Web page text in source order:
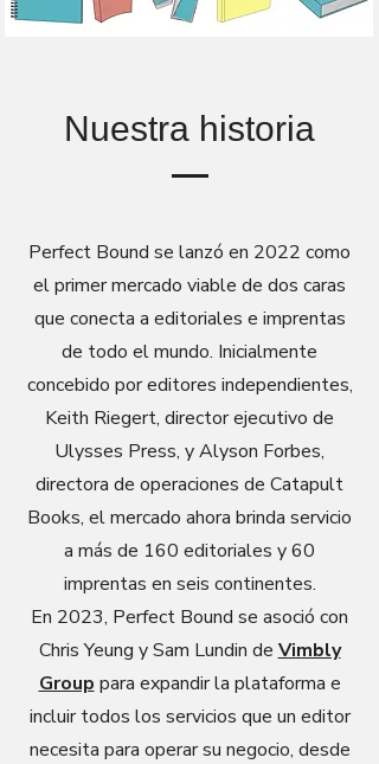
Nuestra historia
Perfect Bound se lanzó en 2022 como
el primer mercado viable de dos caras
que conecta a editoriales e imprentas
de todo el mundo. Inicialmente
concebido por editores independientes,
Keith Riegert, director ejecutivo de
Ulysses Press, y Alyson Forbes,
directora de operaciones de Catapult
Books, el mercado ahora brinda servicio
a más de 160 editoriales y 60
imprentas en seis continentes.
En 2023, Perfect Bound se asoció con
Chris Yeung y Sam Lundin de Vimbly
Group para expandir la plataforma e
incluir todos los servicios que un editor
necesita para operar su negocio, desde